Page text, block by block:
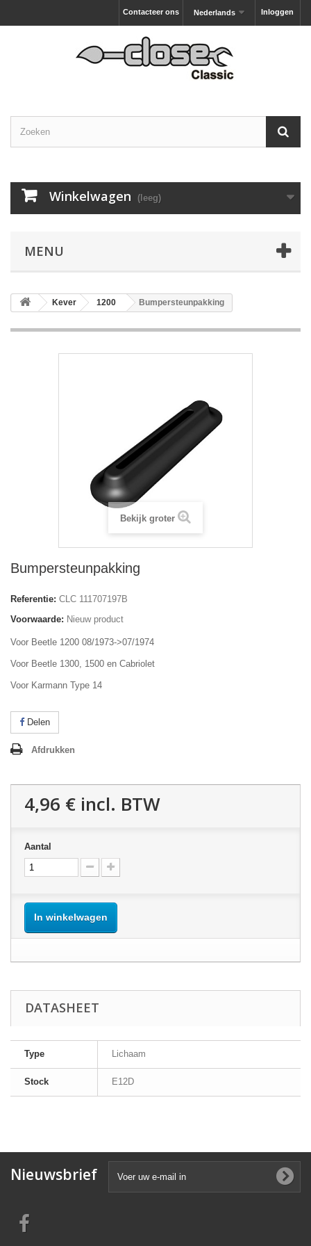
Inloggen
Nederlands
Contacteer ons
Winkelwagen (leeg)
MENU
Kever 1200 Bumpersteunpakking
Bekijk groter
Bumpersteunpakking
Referentie: CLC 111707197B
Voorwaarde: Nieuw product
Voor Beetle 1200 08/1973->07/1974
Voor Beetle 1300, 1500 en Cabriolet
Voor Karmann Type 14
Delen
Afdrukken
4,96 € incl. BTW
Aantal
In winkelwagen
DATASHEET
Type Lichaam
Stock E12D
Nieuwsbrief